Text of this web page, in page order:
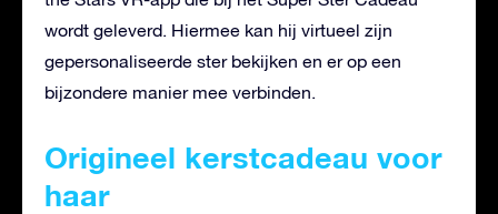
wordt geleverd. Hiermee kan hij virtueel zijn
gepersonaliseerde ster bekijken en er op een
bijzondere manier mee verbinden.
Origineel kerstcadeau voor
haar